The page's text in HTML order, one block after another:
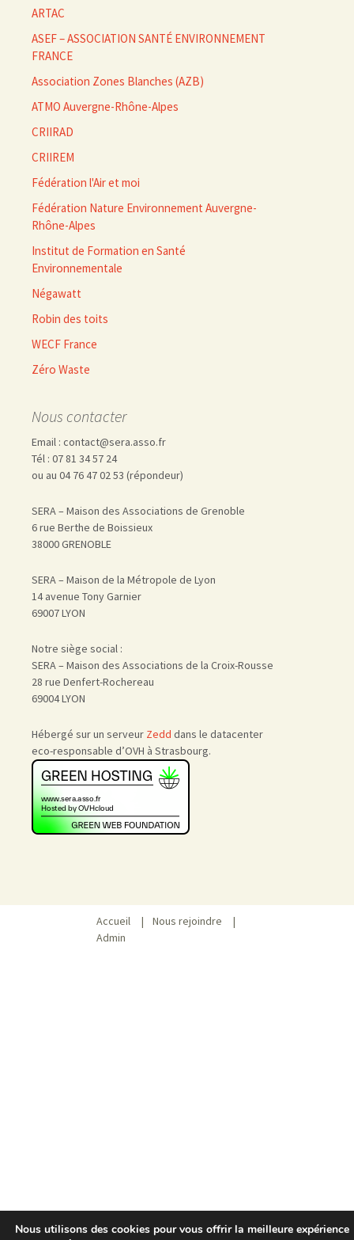
ARTAC
ASEF – ASSOCIATION SANTÉ ENVIRONNEMENT
FRANCE
Association Zones Blanches (AZB)
ATMO Auvergne-Rhône-Alpes
CRIIRAD
CRIIREM
Fédération l'Air et moi
Fédération Nature Environnement Auvergne-
Rhône-Alpes
Institut de Formation en Santé
Environnementale
Négawatt
Robin des toits
WECF France
Zéro Waste
Nous contacter
Email : contact@sera.asso.fr
Tél : 07 81 34 57 24
ou au 04 76 47 02 53 (répondeur)
SERA – Maison des Associations de Grenoble
6 rue Berthe de Boissieux
38000 GRENOBLE
SERA – Maison de la Métropole de Lyon
14 avenue Tony Garnier
69007 LYON
Notre siège social :
SERA – Maison des Associations de la Croix-Rousse
28 rue Denfert-Rochereau
69004 LYON
Hébergé sur un serveur Zedd dans le datacenter
eco-responsable d’OVH à Strasbourg.
Accueil | Nous rejoindre
|
Admin
Nous utilisons des cookies pour vous offrir la meilleure expérience